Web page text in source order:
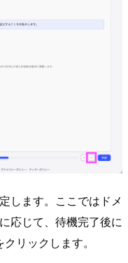
します。ここではドメ
応じて、待機完了後に
クリックします。